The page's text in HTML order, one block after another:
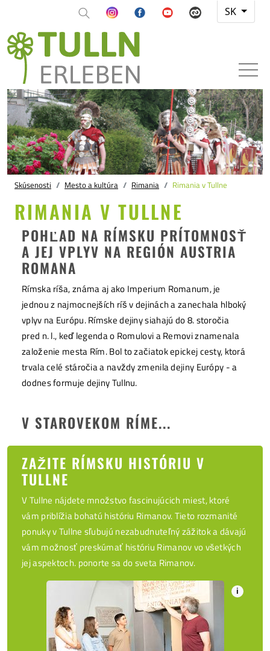
SK
Skúsenosti Mesto a kultúra Rimania Rimania v Tullne
RIMANIA V TULLNE
POHĽAD NA RÍMSKU PRÍTOMNOSŤ
A JEJ VPLYV NA REGIÓN AUSTRIA
ROMANA
Rímska ríša, známa aj ako Imperium Romanum, je
jednou z najmocnejších ríš v dejinách a zanechala hlboký
vplyv na Európu. Rímske dejiny siahajú do 8. storočia
pred n. l., keď legenda o Romulovi a Removi znamenala
založenie mesta Rím. Bol to začiatok epickej cesty, ktorá
trvala celé stáročia a navždy zmenila dejiny Európy - a
dodnes formuje dejiny Tullnu.
V STAROVEKOM RÍME...
ZAŽITE RÍMSKU HISTÓRIU V
TULLNE
V Tullne nájdete množstvo fascinujúcich miest, ktoré
vám priblížia bohatú históriu Rimanov. Tieto rozmanité
ponuky v Tullne sľubujú nezabudnuteľný zážitok a dávajú
vám možnosť preskúmať históriu Rimanov vo všetkých
jej aspektoch. ponorte sa do sveta Rimanov.
i